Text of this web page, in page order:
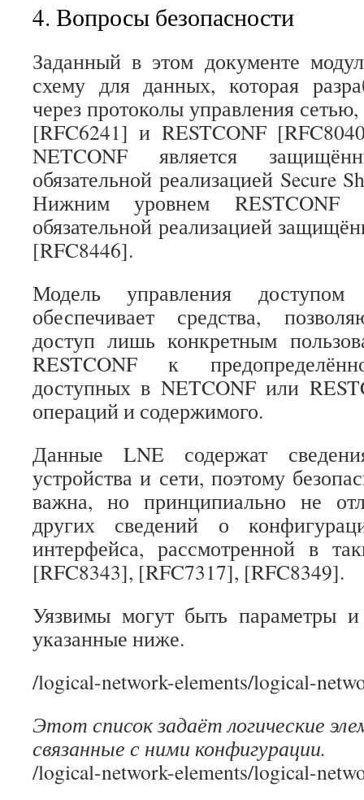
4. Вопросы безопасности
Заданный в этом документе
схему для данных, которая
через протоколы управления
[RFC6241] и RESTCONF
NETCONF является
обязательной реализацией Secure
Нижним уровнем
обязательной реализацией
[RFC8446].
Модель управления
обеспечивает средства,
доступ лишь конкретным
RESTCONF к
доступных в NETCONF или
операций и содержимого.
Данные LNE содержат
устройства и сети, поэтому
важна, но принципиально не
других сведений о
интерфейса, рассмотренной в
[RFC8343], [RFC7317], [RFC8349].
Уязвимы могут быть параметры
указанные ниже.
/logical-network-elements/logical-
Этот список задаёт логические
связанные с ними конфигурации.
/logical-network-elements/logical-